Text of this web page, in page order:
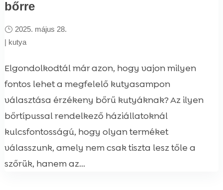
bőrre
2025. május 28.
| kutya
Elgondolkodtál már azon, hogy vajon milyen
fontos lehet a megfelelő kutyasampon
választása érzékeny bőrű kutyáknak? Az ilyen
bőrtípussal rendelkező háziállatoknál
kulcsfontosságú, hogy olyan terméket
válasszunk, amely nem csak tiszta lesz tőle a
szőrük, hanem az...